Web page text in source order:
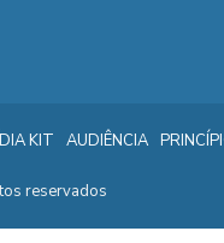
KIT AUDIÊNCIA
reservados